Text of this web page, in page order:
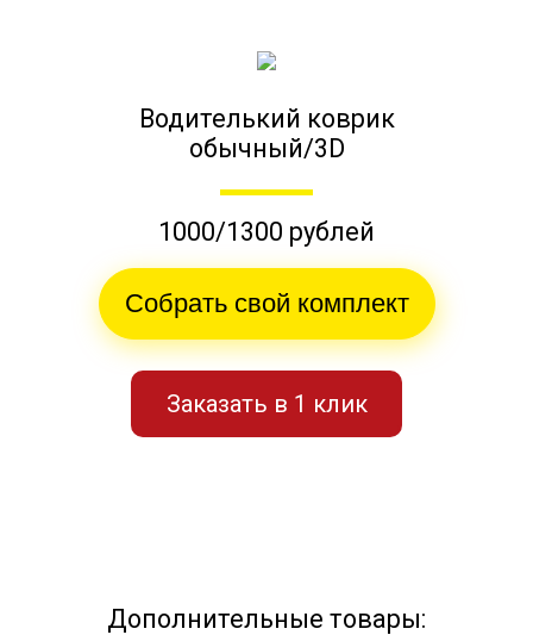
Водителький коврик
обычный/3D
1000/1300 рублей
Собрать свой комплект
Заказать в 1 клик
Дополнительные товары: